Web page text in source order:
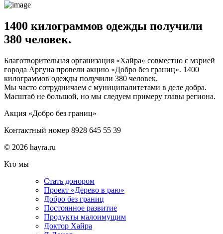
1400 килограммов одежды получили
380 человек.
Благотворительная организация «Хайра» совместно с мэрией
города Аргуна провели акцию «Добро без границ». 1400
килограммов одежды получили 380 человек.
Мы часто сотрудничаем с муниципалитетами в деле добра.
Масштаб не большой, но мы следуем примеру главы региона.
Акция «Добро без границ»
Контактный номер 8928 645 55 39
© 2026 hayra.ru
Кто мы
Стать донором
Проект «Дерево в раю»
Добро без границ
Постоянное развитие
Продукты малоимущим
Доктор Хайра